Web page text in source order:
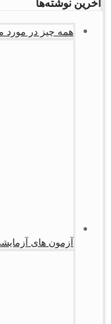
همه چیز در
آزمون های